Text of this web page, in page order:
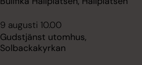
9 augusti 10.00
Gudstjänst utomhus,
Solbackakyrkan